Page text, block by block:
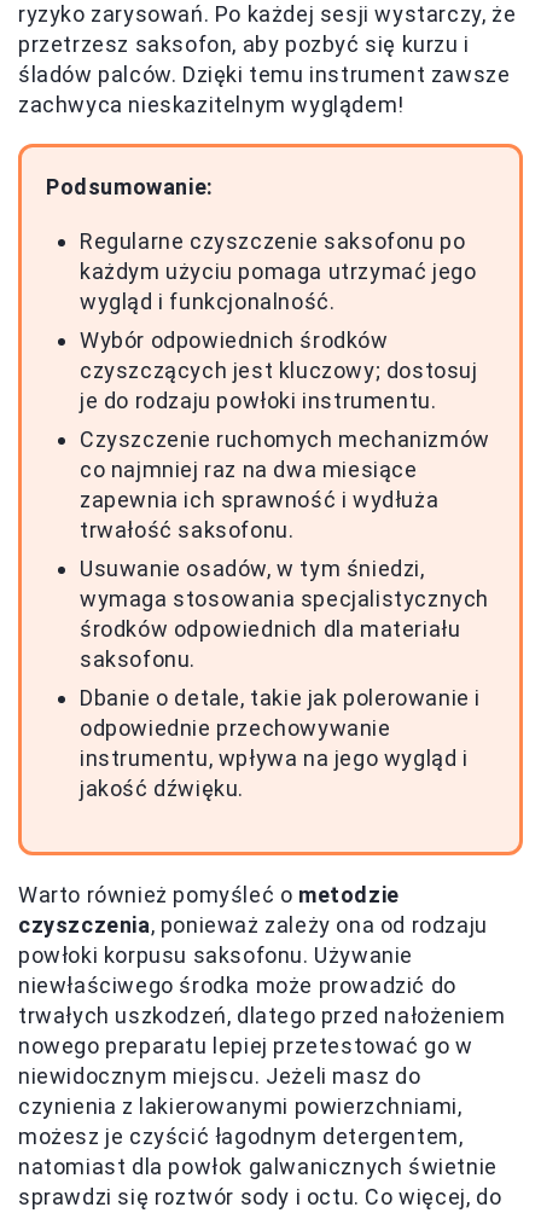
ryzyko zarysowań. Po każdej sesji wystarczy, że
przetrzesz saksofon, aby pozbyć się kurzu i
śladów palców. Dzięki temu instrument zawsze
zachwyca nieskazitelnym wyglądem!
Podsumowanie:
Regularne czyszczenie saksofonu po
każdym użyciu pomaga utrzymać jego
wygląd i funkcjonalność.
Wybór odpowiednich środków
czyszczących jest kluczowy; dostosuj
je do rodzaju powłoki instrumentu.
Czyszczenie ruchomych mechanizmów
co najmniej raz na dwa miesiące
zapewnia ich sprawność i wydłuża
trwałość saksofonu.
Usuwanie osadów, w tym śniedzi,
wymaga stosowania specjalistycznych
środków odpowiednich dla materiału
saksofonu.
Dbanie o detale, takie jak polerowanie i
odpowiednie przechowywanie
instrumentu, wpływa na jego wygląd i
jakość dźwięku.
Warto również pomyśleć o metodzie
czyszczenia, ponieważ zależy ona od rodzaju
powłoki korpusu saksofonu. Używanie
niewłaściwego środka może prowadzić do
trwałych uszkodzeń, dlatego przed nałożeniem
nowego preparatu lepiej przetestować go w
niewidocznym miejscu. Jeżeli masz do
czynienia z lakierowanymi powierzchniami,
możesz je czyścić łagodnym detergentem,
natomiast dla powłok galwanicznych świetnie
sprawdzi się roztwór sody i octu. Co więcej, do